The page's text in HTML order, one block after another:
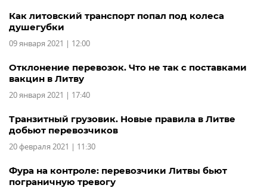
Как литовский транспорт попал под колеса
душегубки
09 января 2021 | 12:00
Отклонение перевозок. Что не так с поставками
вакцин в Литву
20 января 2021 | 17:40
Транзитный грузовик. Новые правила в Литве
добьют перевозчиков
20 февраля 2021 | 11:30
Фура на контроле: перевозчики Литвы бьют
пограничную тревогу